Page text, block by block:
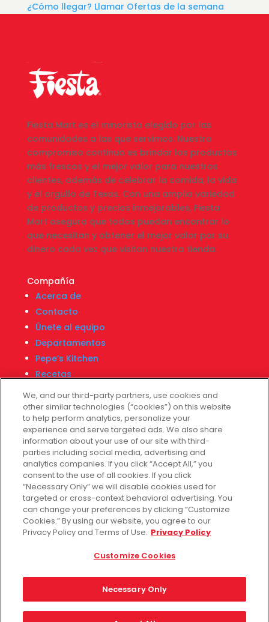
¿Cómo llegar? Llamar Ofertas de la semana
Fiesta Mart es el minorista elegido por las
comunidades a las que servimos. Nuestro
compromiso continuo es brindar los productos
más frescos y el mejor valor para nuestros
clientes, además de celebrar la comida, la vida
y el orgullo de Texas. Con una amplia variedad
de productos y precios inmejorables, Fiesta
Mart asegura que todos puedan encontrar lo
que necesitan y obtener el mejor valor por su
dinero cada vez que visitan nuestra tienda.
Compañía
Acerca de
Contacto
Únete al equipo
Departamentos
Pepe’s Kitchen
Recetas
Localizador de tiendas
Centro Financiero Fiesta
Servicio al cliente
Ayuda
Políticas de privacidad
Términos de uso
Fiesta Survey
Customize Cookies
No vender mis datos
We, and our third-party partners, use cookies and
other similar technologies (“cookies”) on this website
to help perform analytics, personalize your
experience and serve targeted ads. We also share
information about your use of our site with third-
parties including social media, advertising and
analytics companies. If you click “Accept All,” you
consent to the use of all cookies. If you click
“Necessary Only” we will disable cookies used for
targeted or cross-context behavioral advertising. You
can change your preferences by clicking “Customize
Cookies.” By using our website, you agree to our
Privacy Policy and Terms of Use. Privacy Policy
Customize Cookies
Necessary Only